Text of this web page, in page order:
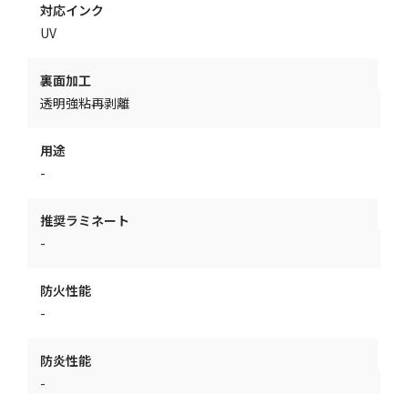
対応インク
UV
裏面加工
透明強粘再剥離
用途
-
推奨ラミネート
-
防火性能
-
防炎性能
-